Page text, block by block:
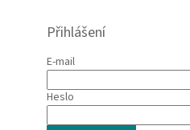
Přihlášení
E-mail
Heslo